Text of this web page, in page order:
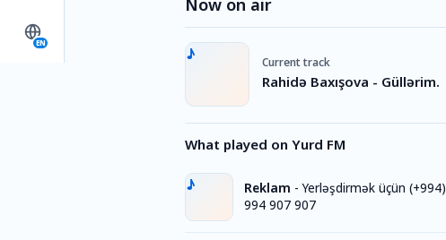
EN
Now on air
Current track
Rahidə Baxışova - Güllərim.
What played on Yurd FM
Reklam -Yerləşdirmək üçün (+994)
994 907 907